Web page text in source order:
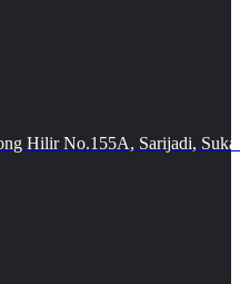
Hilir No.155A, Sarijadi,